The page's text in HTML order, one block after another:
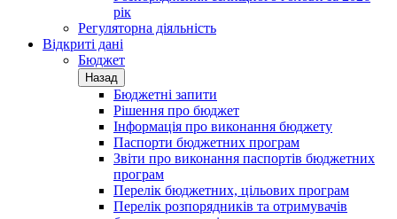
рік
Регуляторна діяльність
Відкриті дані
Бюджет
Назад
Бюджетні запити
Рішення про бюджет
Інформація про виконання бюджету
Паспорти бюджетних програм
Звіти про виконання паспортів бюджетних
програм
Перелік бюджетних, цільових програм
Перелік розпорядників та отримувачів